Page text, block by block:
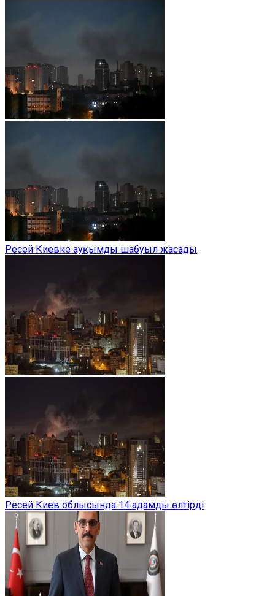
Ресей Киевке ауқымды шабуыл жасады
Ресей Киев облысында 14 адамды өлтірді